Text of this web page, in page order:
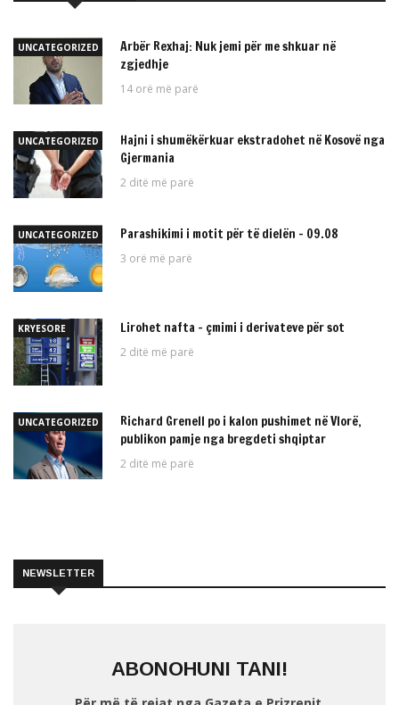
UNCATEGORIZED
Arbër Rexhaj: Nuk jemi për me shkuar në
zgjedhje
14 orë më parë
UNCATEGORIZED
Hajni i shumëkërkuar ekstradohet në Kosovë nga
Gjermania
2 ditë më parë
UNCATEGORIZED Parashikimi i motit për të dielën – 09.08
3 orë më parë
KRYESORE Lirohet nafta – çmimi i derivateve për sot
2 ditë më parë
UNCATEGORIZED
Richard Grenell po i kalon pushimet në Vlorë,
publikon pamje nga bregdeti shqiptar
2 ditë më parë
NEWSLETTER
ABONOHUNI TANI!